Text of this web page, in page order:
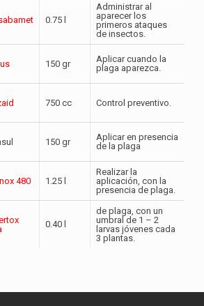
0.75 l
Administrar al
aparecer los
primeros ataques
de insectos.
150 gr
Aplicar cuando la
plaga aparezca.
750 cc Control preventivo.
150 gr
Aplicar en presencia
de la plaga
480 1.25 l
Realizar la
aplicación, con la
presencia de plaga.
0.40 l
de plaga, con un
umbral de 1 – 2
larvas jóvenes cada
3 plantas.